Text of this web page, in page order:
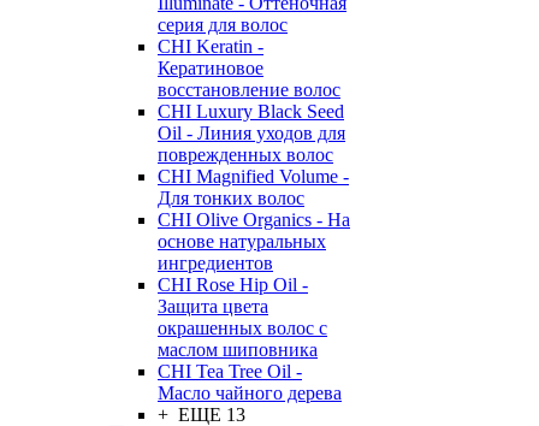
серия для волос
CHI Keratin -
Кератиновое
восстановление волос
CHI Luxury Black Seed
Oil - Линия уходов для
поврежденных волос
CHI Magnified Volume -
Для тонких волос
CHI Olive Organics - На
основе натуральных
ингредиентов
CHI Rose Hip Oil -
Защита цвета
окрашенных волос с
маслом шиповника
CHI Tea Tree Oil -
Масло чайного дерева
+ ЕЩЕ 13